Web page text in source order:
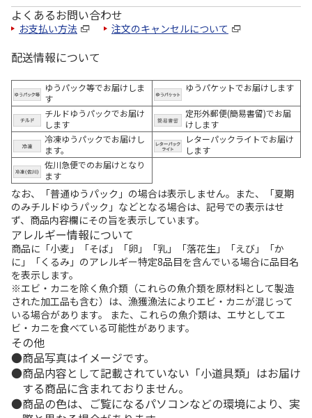
よくあるお問い合わせ
お支払い方法 注文のキャンセルについて
配送情報について
ゆうパック等でお届けしま
す
ゆうパケットでお届けします
チルドゆうパックでお届け
します
定形外郵便(簡易書留)でお届
けします
冷凍ゆうパックでお届けし
ます。
レターパックライトでお届け
します
佐川急便でのお届けとなり
ます
なお、「普通ゆうパック」の場合は表示しません。また、「夏期
のみチルドゆうパック」などとなる場合は、記号での表示はせ
ず、商品内容欄にその旨を表示しています。
アレルギー情報について
商品に「小麦」「そば」「卵」「乳」「落花生」「えび」「か
に」「くるみ」のアレルギー特定8品目を含んでいる場合に品目名
を表示します。
※エビ・カニを除く魚介類（これらの魚介類を原材料として製造
された加工品も含む）は、漁獲漁法によりエビ・カニが混じって
いる場合があります。 また、これらの魚介類は、エサとしてエ
ビ・カニを食べている可能性があります。
その他
商品写真はイメージです。
商品内容として記載されていない「小道具類」はお届け
する商品に含まれておりません。
商品の色は、ご覧になるパソコンなどの環境により、実